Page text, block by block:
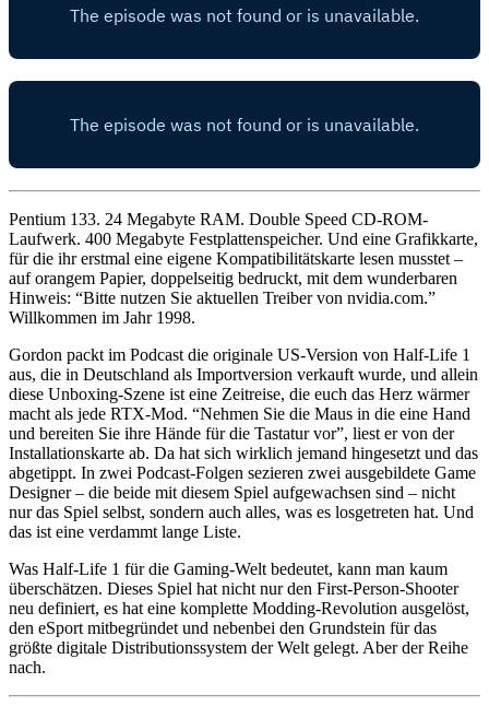
Pentium 133. 24 Megabyte RAM. Double Speed CD-ROM-
Laufwerk. 400 Megabyte Festplattenspeicher. Und eine Grafikkarte,
für die ihr erstmal eine eigene Kompatibilitätskarte lesen musstet –
auf orangem Papier, doppelseitig bedruckt, mit dem wunderbaren
Hinweis: “Bitte nutzen Sie aktuellen Treiber von nvidia.com.”
Willkommen im Jahr 1998.
Gordon packt im Podcast die originale US-Version von Half-Life 1
aus, die in Deutschland als Importversion verkauft wurde, und allein
diese Unboxing-Szene ist eine Zeitreise, die euch das Herz wärmer
macht als jede RTX-Mod. “Nehmen Sie die Maus in die eine Hand
und bereiten Sie ihre Hände für die Tastatur vor”, liest er von der
Installationskarte ab. Da hat sich wirklich jemand hingesetzt und das
abgetippt. In zwei Podcast-Folgen sezieren zwei ausgebildete Game
Designer – die beide mit diesem Spiel aufgewachsen sind – nicht
nur das Spiel selbst, sondern auch alles, was es losgetreten hat. Und
das ist eine verdammt lange Liste.
Was Half-Life 1 für die Gaming-Welt bedeutet, kann man kaum
überschätzen. Dieses Spiel hat nicht nur den First-Person-Shooter
neu definiert, es hat eine komplette Modding-Revolution ausgelöst,
den eSport mitbegründet und nebenbei den Grundstein für das
größte digitale Distributionssystem der Welt gelegt. Aber der Reihe
nach.